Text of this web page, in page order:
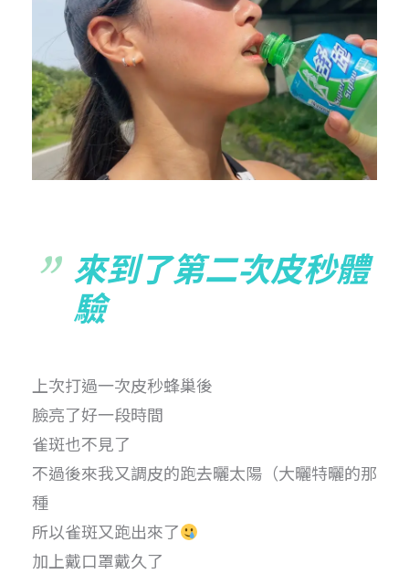
來到了第二次皮秒體
驗
上次打過一次皮秒蜂巢後
臉亮了好一段時間
雀斑也不見了
不過後來我又調皮的跑去曬太陽（大曬特曬的那
種
所以雀斑又跑出來了
加上戴口罩戴久了